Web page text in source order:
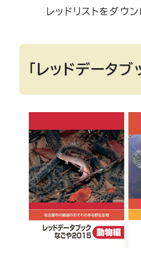
レッドリストをダウ
「レッドデータ